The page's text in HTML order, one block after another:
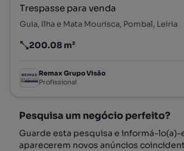
Trespasse para venda
Guia, Ilha e Mata Mourisca, Pombal, Leiria
Preço por metro quadrado
200.08 m²
Remax Grupo Visão
Profissional
Pesquisa um negócio perfeito?
Guarde esta pesquisa e informá-
aparecerem novos anúncios